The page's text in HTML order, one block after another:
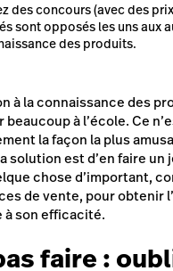
des concours (avec des
sont opposés les uns aux
des produits.
à la connaissance des
à l’école. Ce
la façon la plus
solution est d’en faire un
chose d’important,
de vente, pour obtenir
à son efficacité.
faire : o